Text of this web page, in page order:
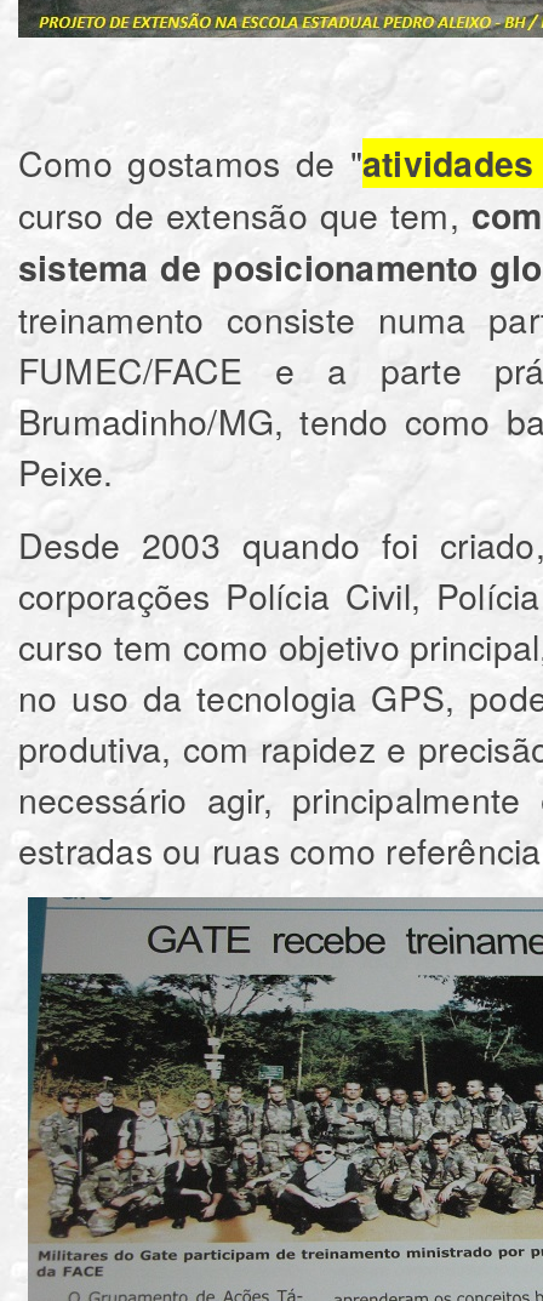
Como gostamos de "
curso de extensão que tem,
sistema de posicionamento
treinamento consiste numa
FUMEC/FACE e a parte
Brumadinho/MG, tendo como
Peixe.
Desde 2003 quando foi
corporações Polícia Civil,
curso tem como objetivo
no uso da tecnologia GPS,
produtiva, com rapidez e
necessário agir,
estradas ou ruas como